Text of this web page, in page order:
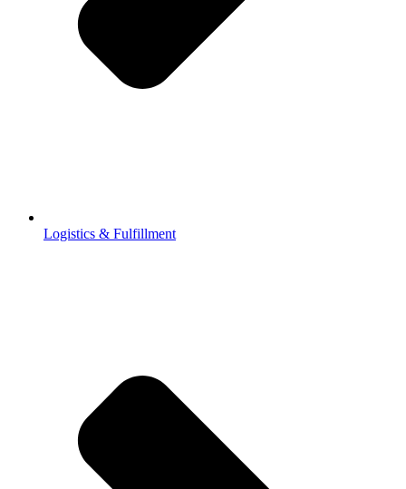
Logistics & Fulfillment